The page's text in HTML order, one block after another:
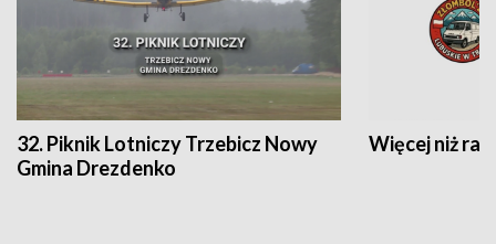
32. Piknik Lotniczy Trzebicz Nowy
Gmina Drezdenko
Więcej niż rajd